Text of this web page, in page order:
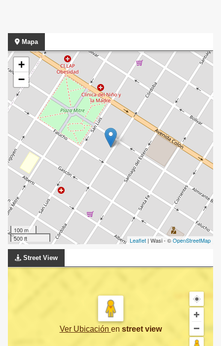
Mapa
+
−
100 m
500 ft
Leaflet | Wasi - ©OpenStreetMap
Street View
Ver Ubicación en street view